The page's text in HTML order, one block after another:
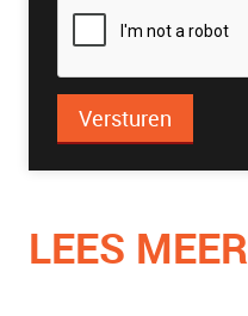
Versturen
LEES MEER